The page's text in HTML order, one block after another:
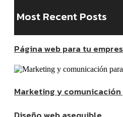
Most Recent Posts
Página web para tu
Marketing y comunicación